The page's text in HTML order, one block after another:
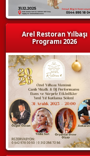
Arel Restoran Yılbaşı
Programı 2026